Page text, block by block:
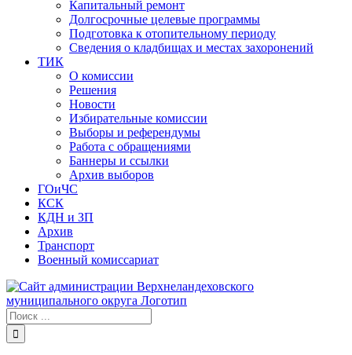
Капитальный ремонт
Долгосрочные целевые программы
Подготовка к отопительному периоду
Сведения о кладбищах и местах захоронений
ТИК
О комиссии
Решения
Новости
Избирательные комиссии
Выборы и референдумы
Работа с обращениями
Баннеры и ссылки
Архив выборов
ГОиЧС
КСК
КДН и ЗП
Архив
Транспорт
Военный комиссариат
Результат
поиска: